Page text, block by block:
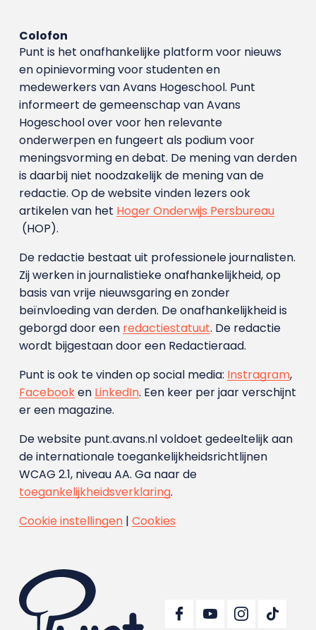
Colofon
Punt is het onafhankelijke platform voor nieuws
en opinievorming voor studenten en
medewerkers van Avans Hoge­school. Punt
informeert de gemeenschap van Avans
Hogeschool over voor hen relevante
onderwerpen en fungeert als podium voor
meningsvorming en debat. De mening van derden
is daarbij niet noodzakelijk de mening van de
redactie. Op de website vinden lezers ook
artikelen van het Hoger Onderwijs Persbureau
(HOP).
De redactie bestaat uit professionele journalisten.
Zij werken in journalistieke onafhankelijkheid, op
basis van vrije nieuwsgaring en zonder
beïnvloeding van derden. De onafhankelijkheid is
geborgd door een redactiestatuut. De redactie
wordt bijgestaan door een Redactieraad.
Punt is ook te vinden op social media: Instragram,
Facebooken LinkedIn. Een keer per jaar verschijnt
er een magazine.
De website punt.avans.nl voldoet gedeeltelijk aan
de internationale toegankelijkheidsrichtlijnen
WCAG 2.1, niveau AA. Ga naar de
toegankelijkheidsverklaring.
Cookie instellingen| Cookies